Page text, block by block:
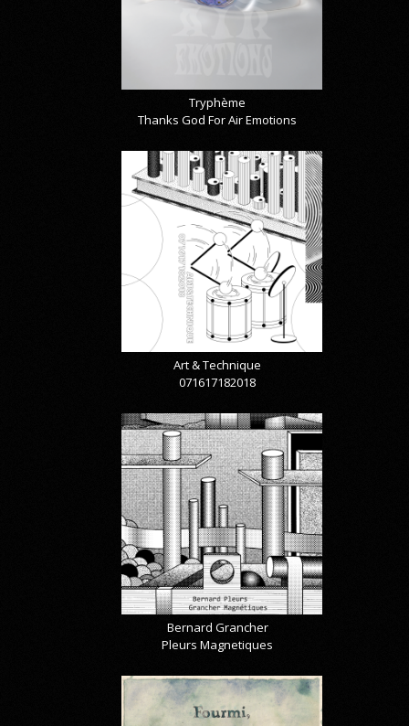
Tryphème
Thanks God For Air Emotions
Art & Technique
071617182018
Bernard Grancher
Pleurs Magnetiques